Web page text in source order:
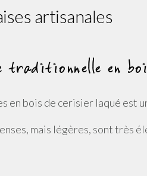
artisanales
traditionnelle en
en bois de cerisier laqué est
mais légères, sont très